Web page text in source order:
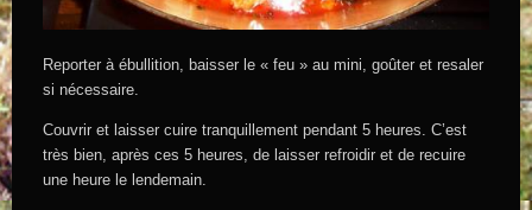
Reporter à ébullition, baisser le « feu » au mini, goûter et resaler
si nécessaire.
Couvrir et laisser cuire tranquillement pendant 5 heures. C’est
très bien, après ces 5 heures, de laisser refroidir et de recuire
une heure le lendemain.